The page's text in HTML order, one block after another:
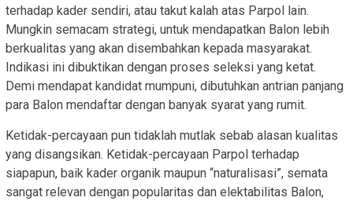
terhadap kader sendiri, atau takut kalah atas Parpol lain.
Mungkin semacam strategi, untuk mendapatkan Balon lebih
berkualitas yang akan disembahkan kepada masyarakat.
Indikasi ini dibuktikan dengan proses seleksi yang ketat.
Demi mendapat kandidat mumpuni, dibutuhkan antrian panjang
para Balon mendaftar dengan banyak syarat yang rumit.
Ketidak-percayaan pun tidaklah mutlak sebab alasan kualitas
yang disangsikan. Ketidak-percayaan Parpol terhadap
siapapun, baik kader organik maupun “naturalisasi”, semata
sangat relevan dengan popularitas dan elektabilitas Balon,